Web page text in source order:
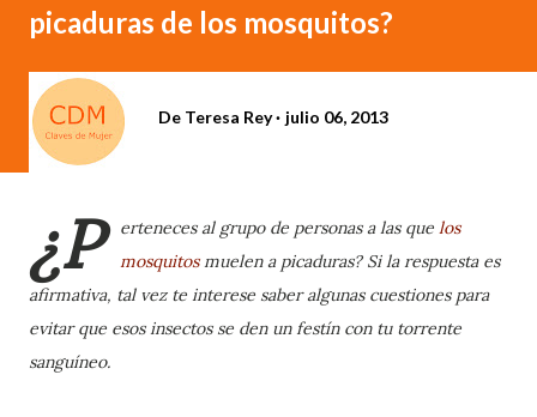
picaduras de los mosquitos?
De Teresa Rey julio 06, 2013
¿P erteneces al grupo de personas a las que los
mosquitosmuelen a picaduras?Si la respuesta es
afirmativa, tal vez te interese saber algunas cuestiones para
evitar que esos insectos se den un festín con tu torrente
sanguíneo.